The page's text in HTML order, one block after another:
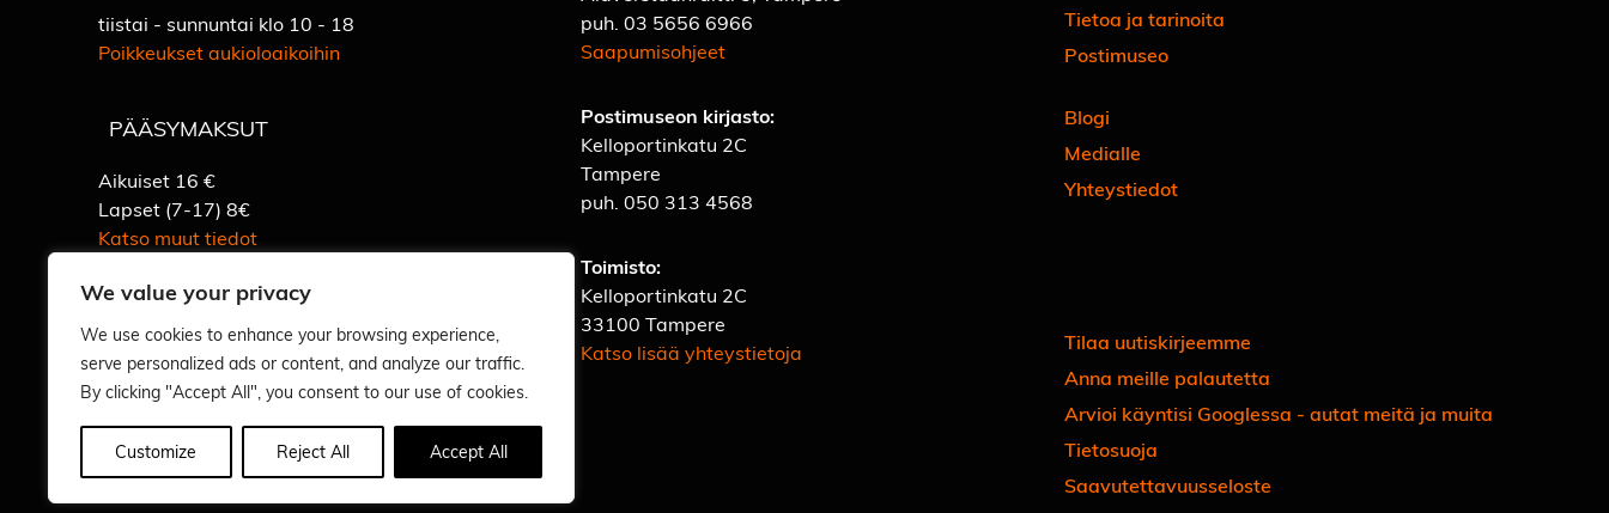
We value your privacy
We use cookies to enhance your browsing experience,
serve personalized ads or content, and analyze our traffic.
By clicking "Accept All", you consent to our use of cookies.
Customize Reject All Accept All
tiistai - sunnuntai klo 10 - 18
Poikkeukset aukioloaikoihin
PÄÄSYMAKSUT
Aikuiset 16 €
Lapset (7-17) 8€
Katso muut tiedot
Vastuullisuus
puh.03 5656 6966
Saapumisohjeet
Postimuseon kirjasto:
Kelloportinkatu 2C
Tampere
puh.050 313 4568
Toimisto:
Kelloportinkatu 2C
33100 Tampere
Katso lisää yhteystietoja
Tietoa ja tarinoita
Postimuseo
Blogi
Medialle
Yhteystiedot
Tilaa uutiskirjeemme
Anna meille palautetta
Arvioi käyntisi Googlessa - autat meitä ja muita
Tietosuoja
Saavutettavuusseloste